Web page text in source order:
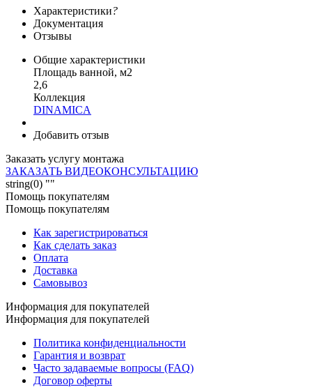
Характеристики?
Документация
Отзывы
Общие характеристики
Площадь ванной, м2
2,6
Коллекция
DINAMICA
Добавить отзыв
Заказать услугу монтажа
ЗАКАЗАТЬ ВИДЕОКОНСУЛЬТАЦИЮ
string(0) ""
Помощь покупателям
Помощь покупателям
Как зарегистрироваться
Как сделать заказ
Оплата
Доставка
Самовывоз
Информация для покупателей
Информация для покупателей
Политика конфиденциальности
Гарантия и возврат
Часто задаваемые вопросы (FAQ)
Договор оферты